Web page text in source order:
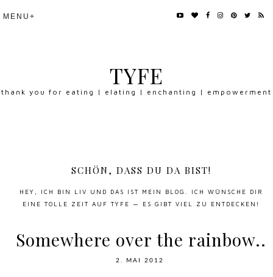
TYFE
thank you for eating | elating | enchanting | empowerment
SCHÖN, DASS DU DA BIST!
HEY, ICH BIN LIV UND DAS IST MEIN BLOG. ICH WÜNSCHE DIR
EINE TOLLE ZEIT AUF TYFE — ES GIBT VIEL ZU ENTDECKEN!
Somewhere over the rainbow..
2. MAI 2012